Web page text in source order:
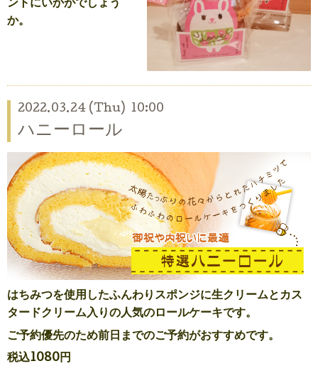
ントにいかがでしょう
か。
2022.03.24 (Thu) 10:00
ハニーロール
はちみつを使用したふんわりスポンジに生クリームとカス
タードクリーム入りの人気のロールケーキです。
ご予約優先のため前日までのご予約がおすすめです。
税込1080円